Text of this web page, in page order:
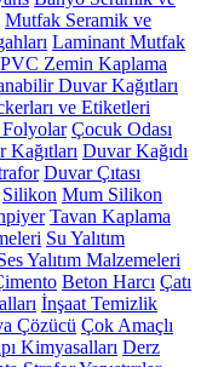
Mutfak Seramik ve
Laminant Mutfak
PVC Zemin Kaplama
Duvar Kağıtları
ve Etiketleri
Folyolar Çocuk Odası
Kağıtları Duvar Kağıdı
Duvar Çıtası
Silikon Mum Silikon
Tavan Kaplama
Su Yalıtım
Yalıtım Malzemeleri
Beton Harcı Çatı
İnşaat Temizlik
Çözücü Çok Amaçlı
Kimyasalları Derz